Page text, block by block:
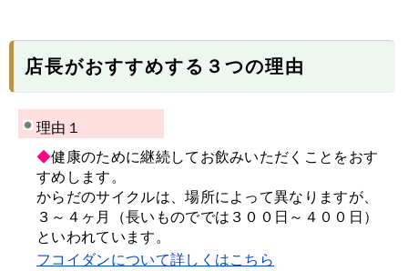
店長がおすすめする３つの理由
理由１
◆健康のために継続してお飲みいただくことをおす
すめします。
からだのサイクルは、場所によって異なりますが、
３～４ヶ月（長いものででは３００日～４００日）
といわれています。
フコイダンについて詳しくはこちら